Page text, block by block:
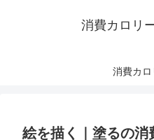
消費カロリ
消費カ
絵を描く｜塗るの消